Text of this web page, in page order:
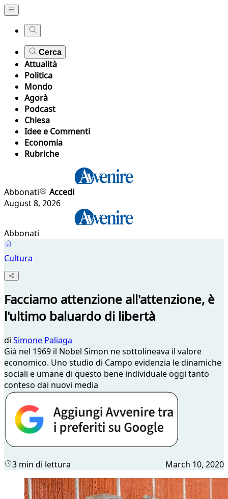
Cerca
Attualità
Politica
Mondo
Agorà
Podcast
Chiesa
Idee e Commenti
Economia
Rubriche
Abbonati
Accedi
August 8, 2026
Abbonati
Cultura
Facciamo attenzione all'attenzione, è
l'ultimo baluardo di libertà
di Simone Paliaga
Già nel 1969 il Nobel Simon ne sottolineava il valore
economico. Uno studio di Campo evidenzia le dinamiche
sociali e umane di questo bene individuale oggi tanto
conteso dai nuovi media
3 min di lettura March 10, 2020